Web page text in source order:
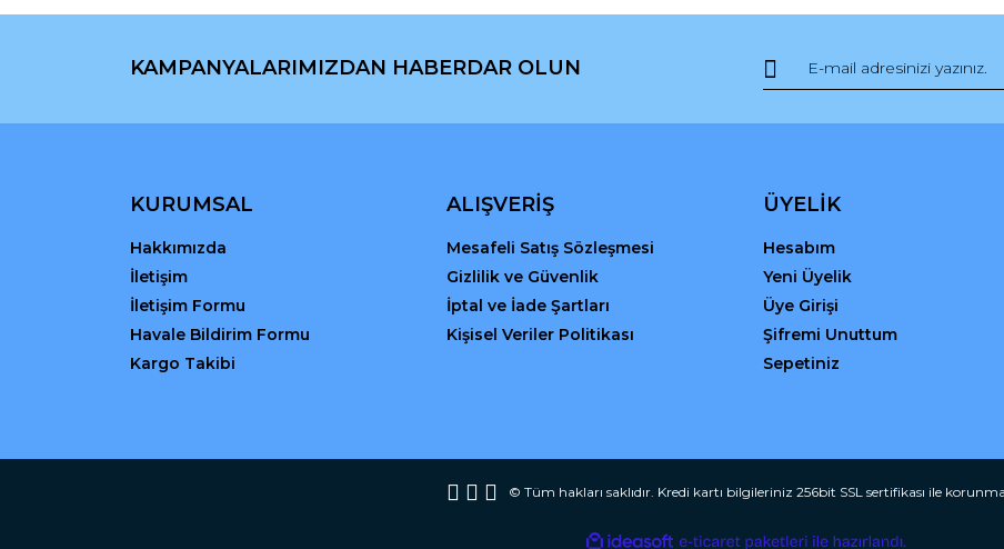
Yorum Yaz
Görüş ve önerileriniz için teşekkür ederiz.
Ürün resmi kalitesiz, bozuk veya görüntülenemiyor.
Ürün bilgilerinde hatalar bulunuyor.
Gönder
KAMPANYALARIMIZDAN HABERDAR OLUN
KURUMSAL
Hakkımızda
İletişim
İletişim Formu
Havale Bildirim Formu
Kargo Takibi
ALIŞVERİŞ
Mesafeli Satış Sözleşmesi
Gizlilik ve Güvenlik
İptal ve İade Şartları
Kişisel Veriler Politikası
ÜYELİK
Hesabım
Yeni Üyelik
Üye Girişi
Şifremi Unuttum
Sepetiniz
© Tüm hakları saklıdır. Kredi kartı bilgileriniz 256bit SSL sertifikası ile
ideasoft e-